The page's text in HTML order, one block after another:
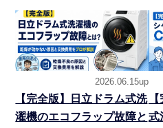
2026.06.15up
【完全版】日立ドラム式洗
濯機のエコフラップ故障と 式